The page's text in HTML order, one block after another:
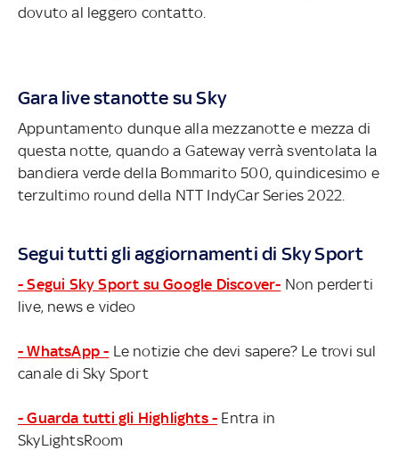
dovuto al leggero contatto.
Gara live stanotte su Sky
Appuntamento dunque alla mezzanotte e mezza di
questa notte, quando a Gateway verrà sventolata la
bandiera verde della Bommarito 500, quindicesimo e
terzultimo round della NTT IndyCar Series 2022.
Segui tutti gli aggiornamenti di Sky Sport
- Segui Sky Sport su Google Discover- Non perderti
live, news e video
- WhatsApp - Le notizie che devi sapere? Le trovi sul
canale di Sky Sport
- Guarda tutti gli Highlights - Entra in
SkyLightsRoom